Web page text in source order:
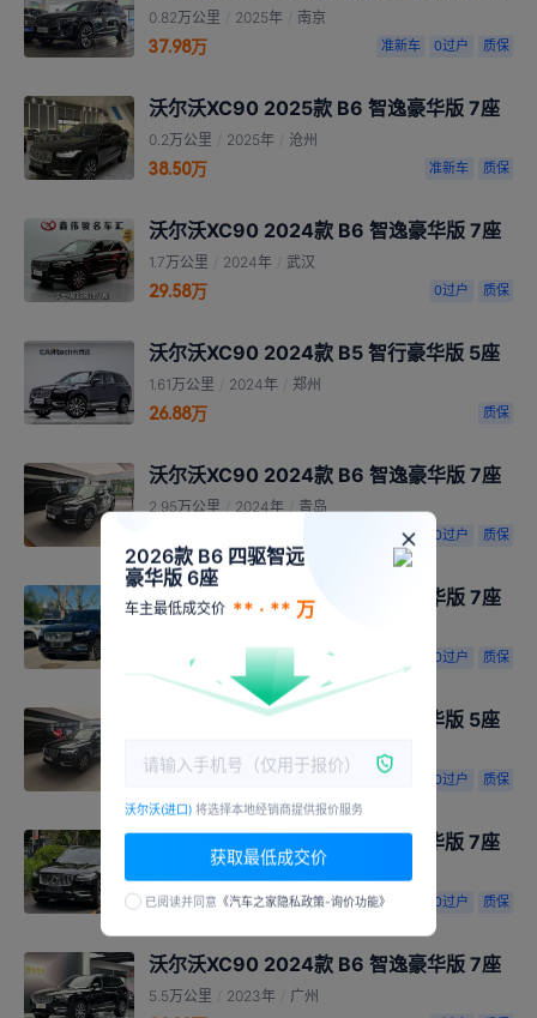
0.82万公里 2025年 南京
37.98万 准新车 0过户 质保
沃尔沃XC90 2025款 B6 智逸豪华版 7座
0.2万公里 2025年 沧州
38.50万 准新车 质保
沃尔沃XC90 2024款 B6 智逸豪华版 7座
1.7万公里 2024年 武汉
29.58万 0过户 质保
沃尔沃XC90 2024款 B5 智行豪华版 5座
1.61万公里 2024年 郑州
26.88万 质保
沃尔沃XC90 2024款 B6 智逸豪华版 7座
2.95万公里 / 2024年 / 青岛
0过户 质保
沃尔沃XC90 2024款 B6 智逸豪华版 7座
29.80万 0过户 质保
沃尔沃XC90 2024款 B5 智行豪华版 5座
0过户 质保
沃尔沃XC90 2024款 B5 智行豪华版 7座
20.98万 0过户 质保
沃尔沃XC90 2024款 B6 智逸豪华版 7座
5.5万公里 2023年 广州
2026款 B6 四驱智远
豪华版 6座
车主最低成交价 ** · ** 万
沃尔沃(进口) 将选择本地经销商提供报价服务
获取最低成交价
已阅读并同意 《汽车之家隐私政策-询价功能》